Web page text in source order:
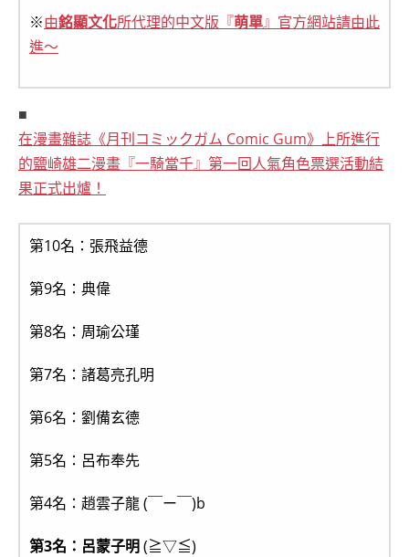
※由銘顯文化所代理的中文版『萌單』官方網站請由此
進～
■
在漫畫雜誌《月刊コミックガム Comic Gum》上所進行
的鹽崎雄二漫畫『一騎當千』第一回人氣角色票選活動結
果正式出爐！
第10名：張飛益德
第9名：典偉
第8名：周瑜公瑾
第7名：諸葛亮孔明
第6名：劉備玄德
第5名：呂布奉先
第4名：趙雲子龍 (￣ー￣)b
第3名：呂蒙子明(≧▽≦)